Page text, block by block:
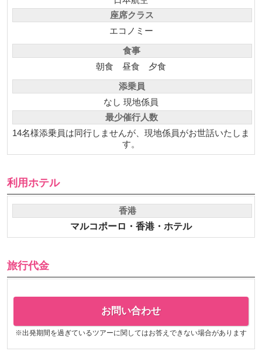
座席クラス
エコノミー
食事
朝食 昼食 夕食
添乗員
なし 現地係員
最少催行人数
14名様添乗員は同行しませんが、現地係員がお世話いたしま
す。
利用ホテル
香港
マルコポーロ・香港・ホテル
旅行代金
お問い合わせ
※出発期間を過ぎているツアーに関してはお答えできない場合があります